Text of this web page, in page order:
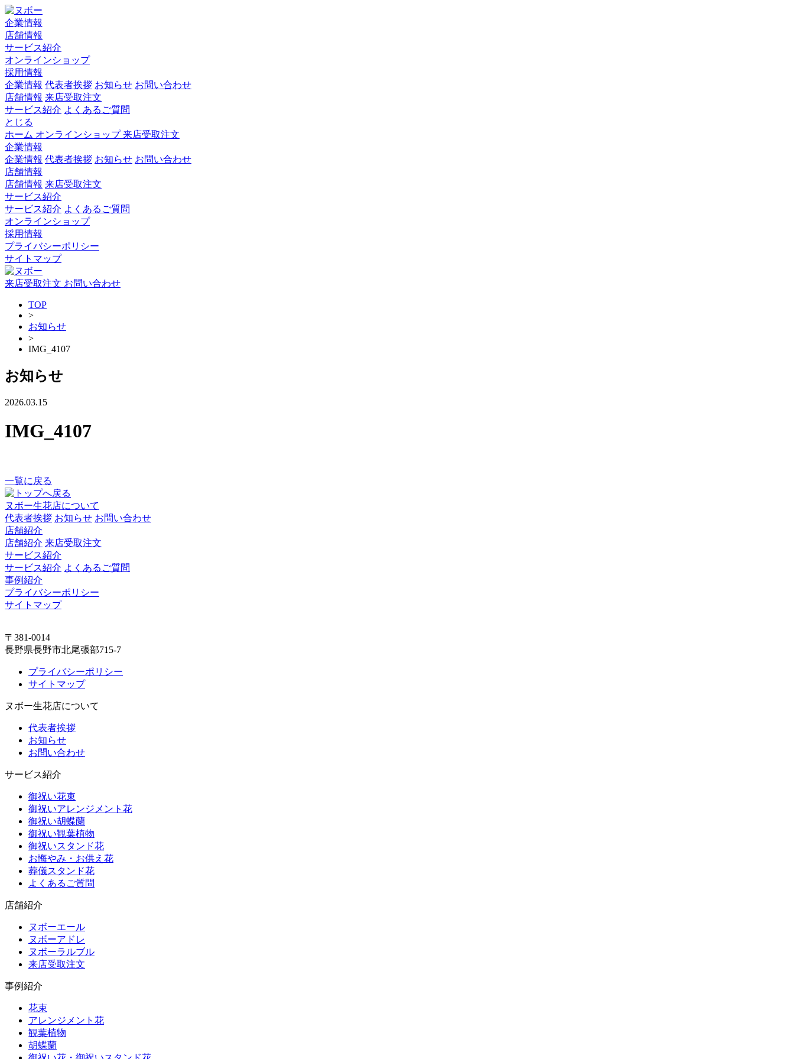
企業情報
店舗情報
サービス紹介
オンラインショップ
採用情報
企業情報 代表者挨拶 お知らせ お問い合わせ
店舗情報 来店受取注文
サービス紹介 よくあるご質問
とじる
ホーム オンラインショップ来店受取注文
企業情報
企業情報 代表者挨拶 お知らせ お問い合わせ
店舗情報
店舗情報 来店受取注文
サービス紹介
サービス紹介 よくあるご質問
オンラインショップ
採用情報
プライバシーポリシー
サイトマップ
来店受取注文 お問い合わせ
TOP
>
お知らせ
>
IMG_4107
お知らせ
2026.03.15
IMG_4107
一覧に戻る
ヌボー生花店について
代表者挨拶 お知らせ お問い合わせ
店舗紹介
店舗紹介 来店受取注文
サービス紹介
サービス紹介 よくあるご質問
事例紹介
プライバシーポリシー
サイトマップ
〒381-0014
長野県長野市北尾張部715-7
プライバシーポリシー
サイトマップ
ヌボー生花店について
代表者挨拶
お知らせ
お問い合わせ
サービス紹介
御祝い花束
御祝いアレンジメント花
御祝い胡蝶蘭
御祝い観葉植物
御祝いスタンド花
お悔やみ・お供え花
葬儀スタンド花
よくあるご質問
店舗紹介
ヌボーエール
ヌボーアドレ
ヌボーラルブル
来店受取注文
事例紹介
花束
アレンジメント花
観葉植物
胡蝶蘭